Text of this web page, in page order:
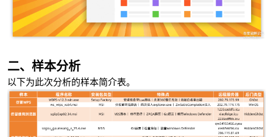
二、样本分析
以下为此次分析的样本简介表。